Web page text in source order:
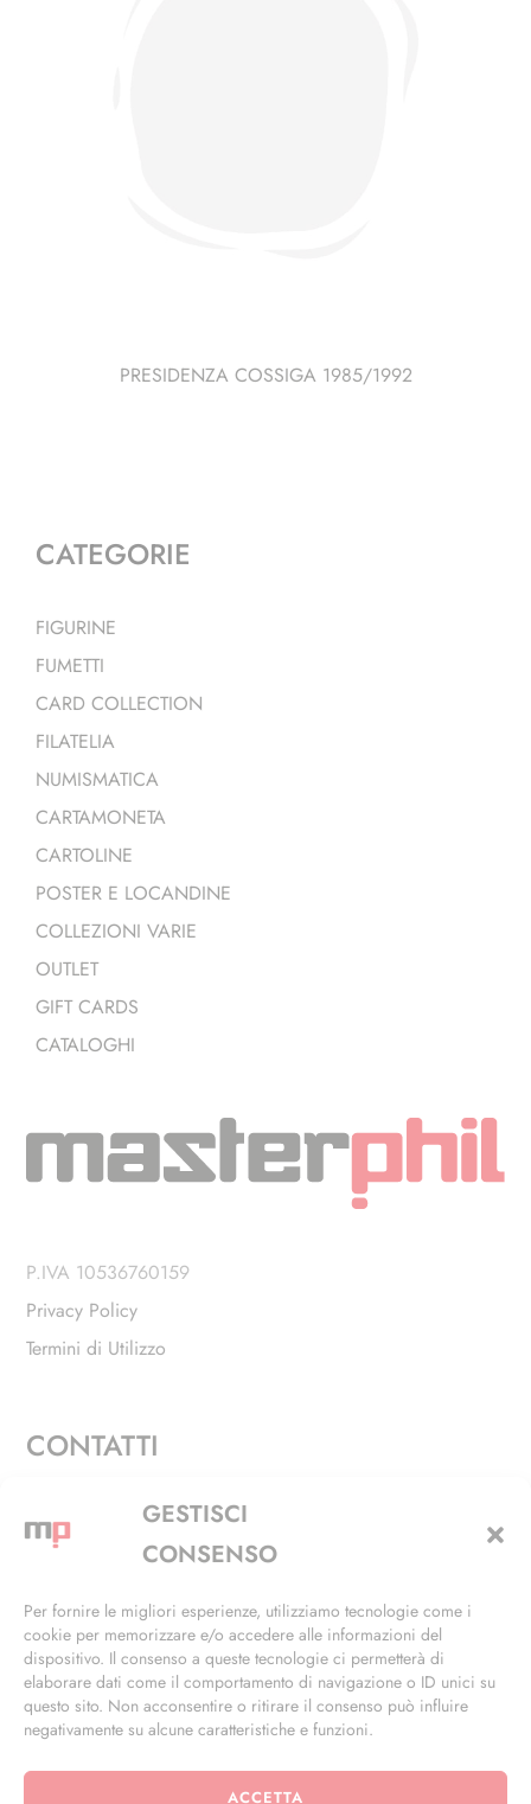
GESTISCI
CONSENSO
Per fornire le migliori esperienze, utilizziamo tecnologie come i
cookie per memorizzare e/o accedere alle informazioni del
dispositivo. Il consenso a queste tecnologie ci permetterà di
elaborare dati come il comportamento di navigazione o ID unici su
questo sito. Non acconsentire o ritirare il consenso può influire
negativamente su alcune caratteristiche e funzioni.
ACCETTA
PRESIDENZA COSSIGA 1985/1992
CATEGORIE
FIGURINE
FUMETTI
CARD COLLECTION
FILATELIA
NUMISMATICA
CARTAMONETA
CARTOLINE
POSTER E LOCANDINE
COLLEZIONI VARIE
OUTLET
GIFT CARDS
CATALOGHI
P.IVA 10536760159
Privacy Policy
Termini di Utilizzo
CONTATTI
Via Alfieri, 27 - Trezzano Sul Naviglio (MI)
+39 02 4846 3155
info@masterphil.it